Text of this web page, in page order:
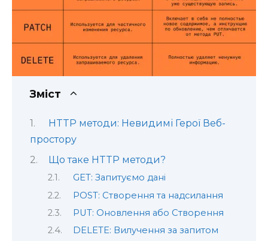
Зміст
HTTP методи: Невидимі Герої Веб-
простору
Що таке HTTP методи?
GET: Запитуємо дані
POST: Створення та надсилання
PUT: Оновлення або Створення
DELETE: Вилучення за запитом